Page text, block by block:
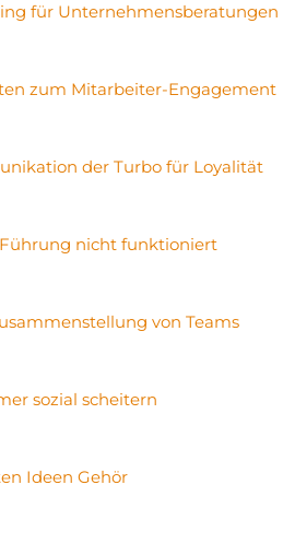
für Unternehmensberatungen
zum Mitarbeiter-Engagement
der Turbo für Loyalität
nicht funktioniert
von Teams
sozial scheitern
Ideen Gehör